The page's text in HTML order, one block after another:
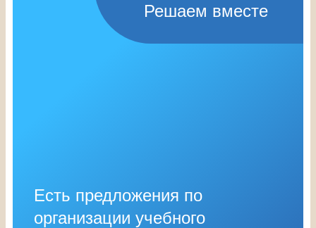
Решаем вместе
Есть предложения по
организации учебного